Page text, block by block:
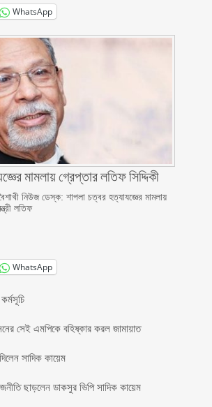
WhatsApp
মামলায় গ্রেপ্তার লতিফ সিদ্দিকী
নিউজ ডেস্ক: শাপলা চত্বর হত্যাযজ্ঞের মামলায়
লতিফ
WhatsApp
সেই এমপিকে বহিষ্কার করল জামায়াত
সাদিক কায়েম
ছাড়লেন ডাকসুর ভিপি সাদিক কায়েম